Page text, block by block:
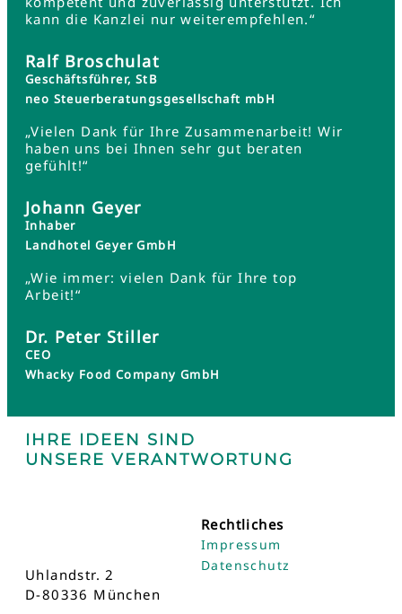
kann die Kanzlei nur weiterempfehlen.“
Ralf Broschulat
Geschäftsführer, StB
neo Steuerberatungsgesellschaft mbH
„Vielen Dank für Ihre Zusammenarbeit! Wir
haben uns bei Ihnen sehr gut beraten
gefühlt!“
Johann Geyer
Inhaber
Landhotel Geyer GmbH
„Wie immer: vielen Dank für Ihre top
Arbeit!“
Dr. Peter Stiller
CEO
Whacky Food Company GmbH
IHRE IDEEN SIND
UNSERE VERANTWORTUNG
Uhlandstr. 2
D-80336 München
Rechtliches
Impressum
Datenschutz